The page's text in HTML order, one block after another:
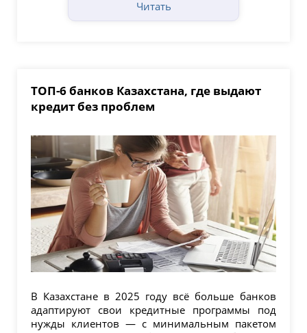
Читать
ТОП-6 банков Казахстана, где выдают
кредит без проблем
В Казахстане в 2025 году всё больше банков
адаптируют свои кредитные программы под
нужды клиентов — с минимальным пакетом